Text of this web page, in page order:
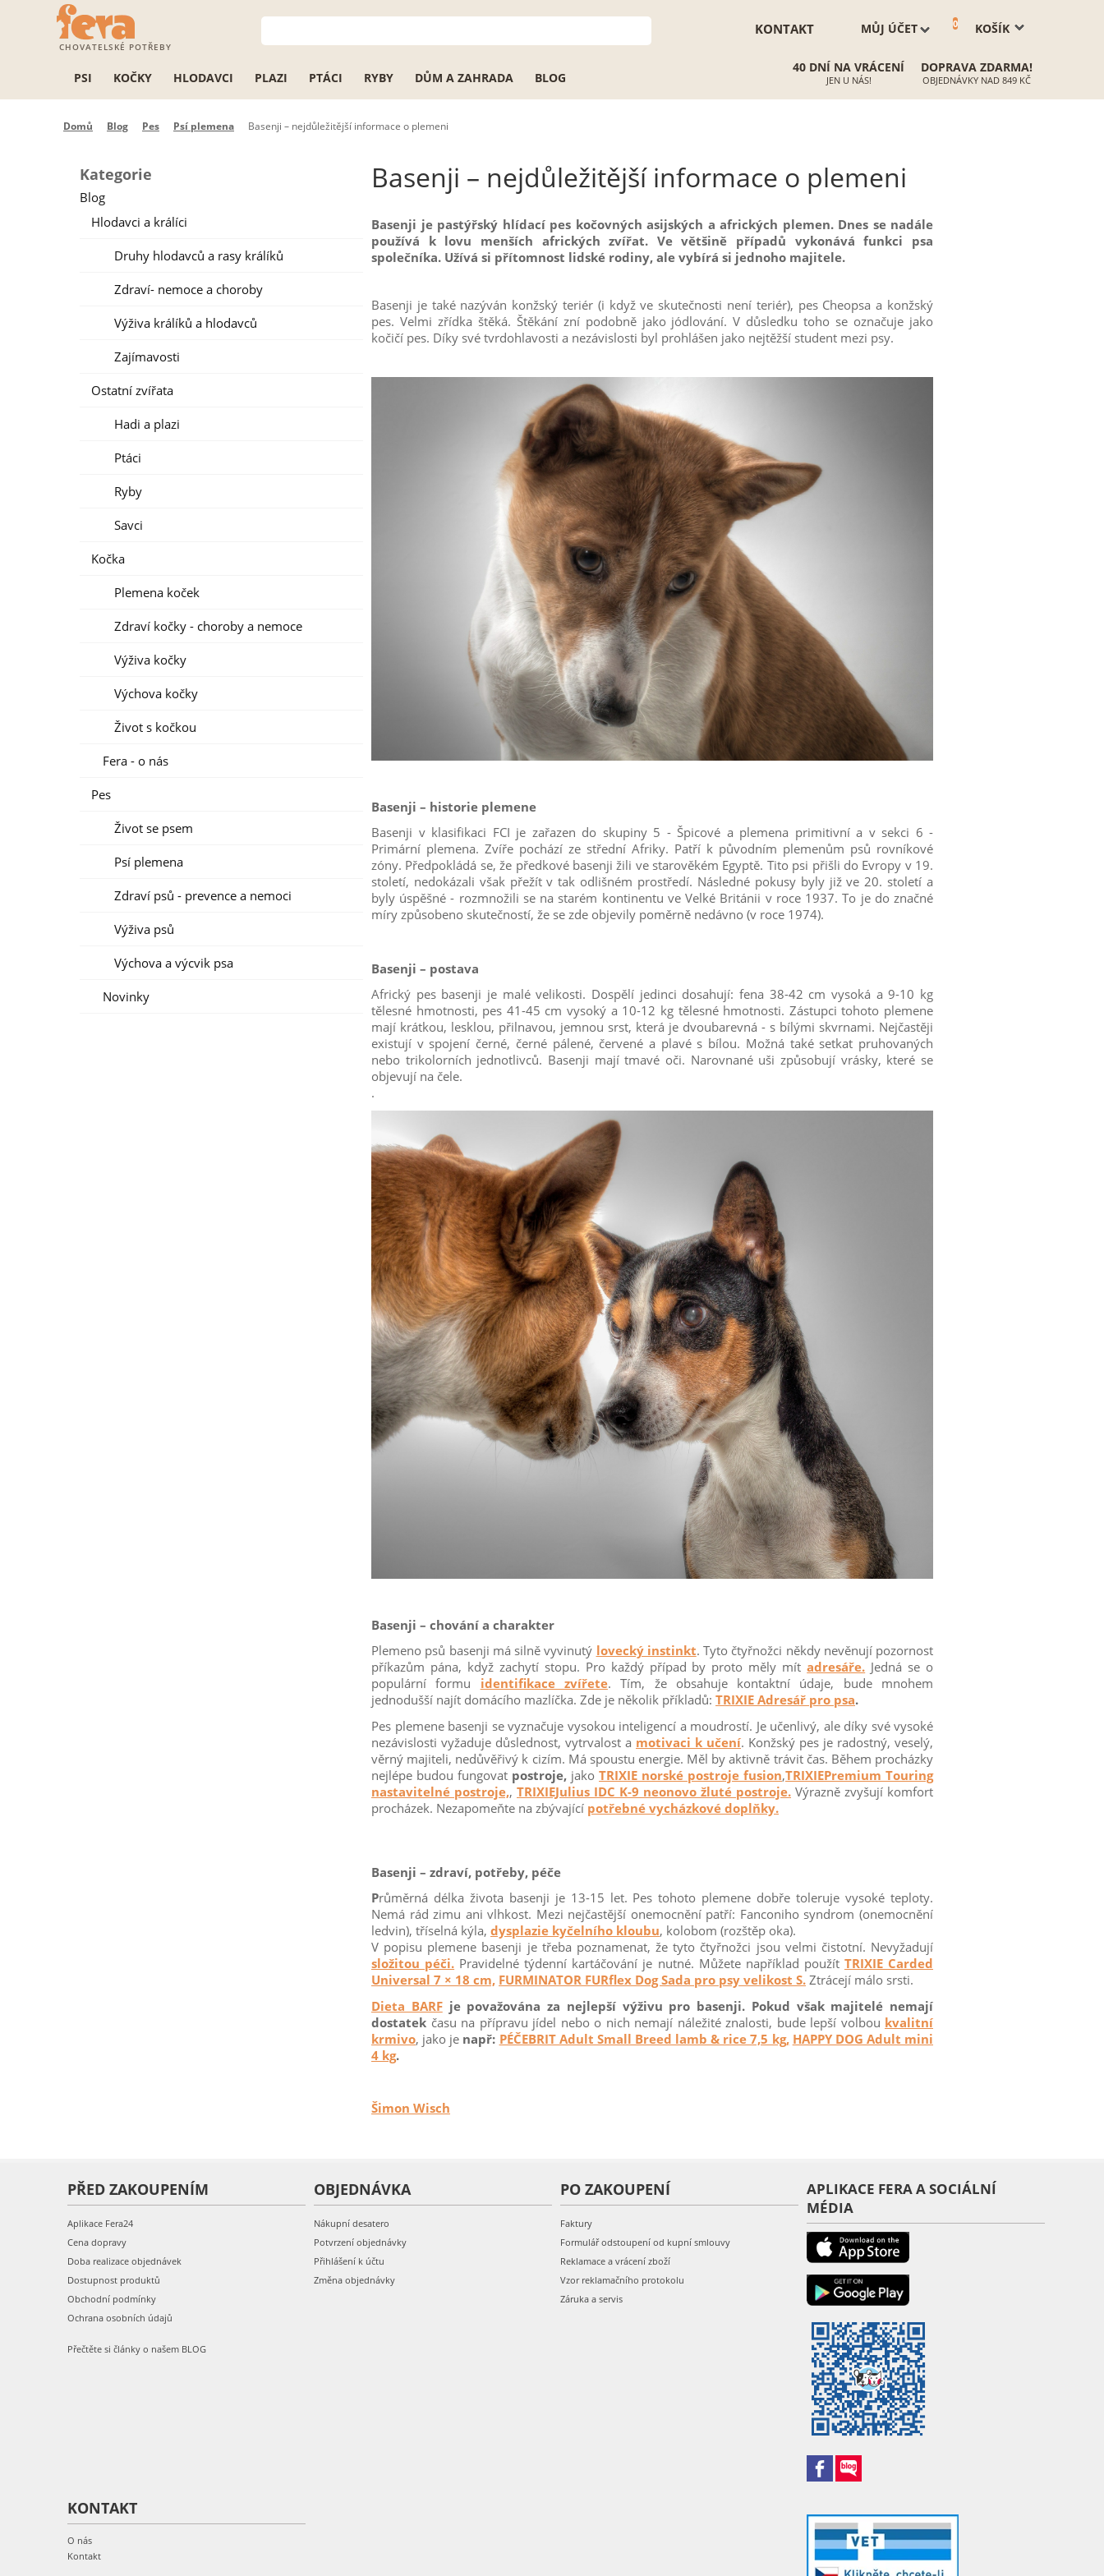
CHOVATELSKÉ POTŘEBY
KOŠÍK
0
MŮJ ÚČET
KONTAKT
PSI KOČKY HLODAVCI PLAZI PTÁCI RYBY DŮM A ZAHRADA BLOG
40 DNÍ NA VRÁCENÍ
JEN U NÁS!
DOPRAVA ZDARMA!
OBJEDNÁVKY NAD 849 KČ
Domů Blog Pes Psí plemena Basenji – nejdůležitější informace o plemeni
Kategorie
Blog
Hlodavci a králíci
Druhy hlodavců a rasy králíků
Zdraví- nemoce a choroby
Výživa králíků a hlodavců
Zajímavosti
Ostatní zvířata
Hadi a plazi
Ptáci
Ryby
Savci
Kočka
Plemena koček
Zdraví kočky - choroby a nemoce
Výživa kočky
Výchova kočky
Život s kočkou
Fera - o nás
Pes
Život se psem
Psí plemena
Zdraví psů - prevence a nemoci
Výživa psů
Výchova a výcvik psa
Novinky
Basenji – nejdůležitější informace o plemeni
Basenji je pastýřský hlídací pes kočovných asijských a afrických plemen. Dnes se nadále
používá k lovu menších afrických zvířat. Ve většině případů vykonává funkci psa
společníka. Užívá si přítomnost lidské rodiny, ale vybírá si jednoho majitele.
Basenji je také nazýván konžský teriér (i když ve skutečnosti není teriér), pes Cheopsa a konžský
pes. Velmi zřídka štěká. Štěkání zní podobně jako jódlování. V důsledku toho se označuje jako
kočičí pes. Díky své tvrdohlavosti a nezávislosti byl prohlášen jako nejtěžší student mezi psy.
Basenji – historie plemene
Basenji v klasifikaci FCI je zařazen do skupiny 5 - Špicové a plemena primitivní a v sekci 6 -
Primární plemena. Zvíře pochází ze střední Afriky. Patří k původním plemenům psů rovníkové
zóny. Předpokládá se, že předkové basenji žili ve starověkém Egyptě. Tito psi přišli do Evropy v 19.
století, nedokázali však přežít v tak odlišném prostředí. Následné pokusy byly již ve 20. století a
byly úspěšné - rozmnožili se na starém kontinentu ve Velké Británii v roce 1937. To je do značné
míry způsobeno skutečností, že se zde objevily poměrně nedávno (v roce 1974).
Basenji – postava
Africký pes basenji je malé velikosti. Dospělí jedinci dosahují: fena 38-42 cm vysoká a 9-10 kg
tělesné hmotnosti, pes 41-45 cm vysoký a 10-12 kg tělesné hmotnosti. Zástupci tohoto plemene
mají krátkou, lesklou, přilnavou, jemnou srst, která je dvoubarevná - s bílými skvrnami. Nejčastěji
existují v spojení černé, černé pálené, červené a plavé s bílou. Možná také setkat pruhovaných
nebo trikolorních jednotlivců. Basenji mají tmavé oči. Narovnané uši způsobují vrásky, které se
objevují na čele.
.
Basenji – chování a charakter
Plemeno psů basenji má silně vyvinutý lovecký instinkt. Tyto čtyřnožci někdy nevěnují pozornost
příkazům pána, když zachytí stopu. Pro každý případ by proto měly mítadresáře. Jedná se o
populární formu identifikace zvířete. Tím, že obsahuje kontaktní údaje, bude mnohem
jednodušší najít domácího mazlíčka. Zde je několik příkladů: TRIXIE Adresář pro psa.
Pes plemene basenji se vyznačuje vysokou inteligencí a moudrostí. Je učenlivý, ale díky své vysoké
nezávislosti vyžaduje důslednost, vytrvalost a motivaci k učení. Konžský pes je radostný, veselý,
věrný majiteli, nedůvěřivý k cizím. Má spoustu energie. Měl by aktivně trávit čas. Během procházky
nejlépe budou fungovat postroje, jako TRIXIE norské postroje fusion,TRIXIEPremium Touring
nastavitelné postroje,, TRIXIEJulius IDC K-9 neonovo žluté postroje. Výrazně zvyšují komfort
procházek. Nezapomeňte na zbývající potřebné vycházkové doplňky.
Basenji – zdraví, potřeby, péče
Průměrná délka života basenji je 13-15 let. Pes tohoto plemene dobře toleruje vysoké teploty.
Nemá rád zimu ani vlhkost. Mezi nejčastější onemocnění patří: Fanconiho syndrom (onemocnění
ledvin), tříselná kýla, dysplazie kyčelního kloubu, kolobom (rozštěp oka).
V popisu plemene basenji je třeba poznamenat, že tyto čtyřnožci jsou velmi čistotní. Nevyžadují
složitou péči. Pravidelné týdenní kartáčování je nutné. Můžete například použít TRIXIE Carded
Universal 7 × 18 cm, FURMINATOR FURflex Dog Sada pro psy velikost S. Ztrácejí málo srsti.
Dieta BARFje považována za nejlepší výživu pro basenji. Pokud však majitelé nemají
dostatek času na přípravu jídel nebo o nich nemají náležité znalosti, bude lepší volbou kvalitní
krmivo, jako je např: PÉČEBRIT Adult Small Breed lamb & rice 7,5 kg, HAPPY DOG Adult mini
4 kg.
Šimon Wisch
PŘED ZAKOUPENÍM
Aplikace Fera24
Cena dopravy
Doba realizace objednávek
Dostupnost produktů
Obchodní podmínky
Ochrana osobních údajů
Přečtěte si články o našem BLOG
OBJEDNÁVKA
Nákupní desatero
Potvrzení objednávky
Přihlášení k účtu
Změna objednávky
PO ZAKOUPENÍ
Faktury
Formulář odstoupení od kupní smlouvy
Reklamace a vrácení zboží
Vzor reklamačního protokolu
Záruka a servis
APLIKACE FERA A SOCIÁLNÍ
MÉDIA
KONTAKT
O nás
Kontakt